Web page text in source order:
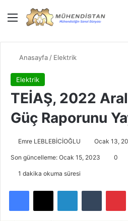
Menü
Anasayfa / Elektrik
Elektrik
TEİAŞ, 2022
Güç Raporunu
Emre LEBLEBİCİOĞLU Ocak 13,
Son güncelleme: Ocak 15, 2023 0
1 dakika okuma süresi
Facebook
X LinkedInTumblr